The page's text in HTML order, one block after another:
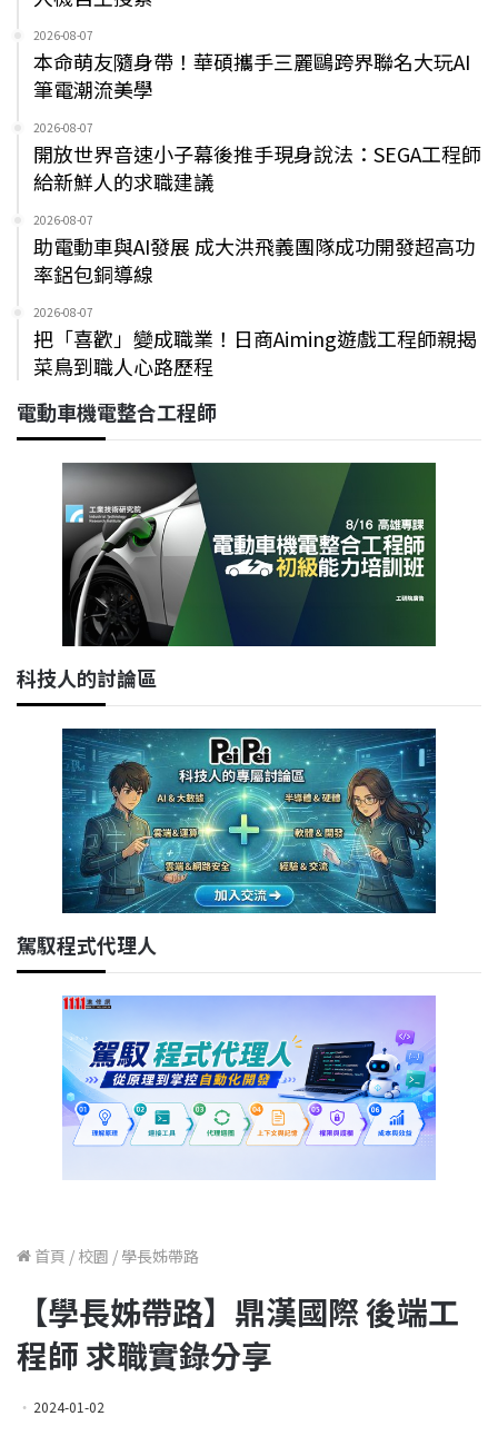
2026-08-07
本命萌友隨身帶！華碩攜手三麗鷗跨界聯名大玩AI
筆電潮流美學
2026-08-07
開放世界音速小子幕後推手現身說法：SEGA工程師
給新鮮人的求職建議
2026-08-07
助電動車與AI發展 成大洪飛義團隊成功開發超高功
率鋁包銅導線
2026-08-07
把「喜歡」變成職業！日商Aiming遊戲工程師親揭
菜鳥到職人心路歷程
電動車機電整合工程師
科技人的討論區
駕馭程式代理人